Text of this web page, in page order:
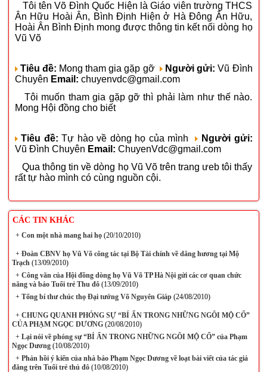
Tôi tên Võ Đình Quốc Hiện là Giáo viên trường THCS
Ân Hữu Hoài Ân, Bình Định Hiện ở Hà Đông Ân Hữu,
Hoài Ân Bình Định mong được thông tin kết nối dòng họ
Vũ Võ
Tiêu đề: Mong tham gia gặp gỡ Người gửi: Vũ Đình
Chuyên Email: chuyenvdc@gmail.com
Tôi muốn tham gia gặp gỡ thì phải làm như thế nào.
Mong Hội đồng cho biết
Tiêu đề: Tự hào về dòng họ của mình
Người gửi:
Vũ Đình Chuyên Email: ChuyenVdc@gmail.com
Qua thông tin về dòng họ Vũ Võ trên trang ưeb tôi thấy
rất tự hào mình có cùng nguồn cội.
CÁC TIN KHÁC
+Con một nhà mang hai họ(20/10/2010)
+Đoàn CBNV họ Vũ Võ công tác tại Bộ Tài chính về dâng hương tại Mộ
Trạch(13/09/2010)
+Công văn của Hội đồng dòng họ Vũ Võ TP Hà Nội gửi các cơ quan chức
năng và báo Tuổi trẻ Thu đô(13/09/2010)
+Tổng bí thư chúc thọ Đại tướng Võ Nguyên Giáp(24/08/2010)
+CHUNG QUANH PHÓNG SỰ “BÍ ẨN TRONG NHỮNG NGÔI MỘ CỔ”
CỦA PHẠM NGỌC DƯƠNG(20/08/2010)
+Lại nói về phóng sự “BÍ ẨN TRONG NHỮNG NGÔI MỘ CỔ” của Phạm
Ngọc Dương(10/08/2010)
+Phản hồi ý kiến của nhà báo Phạm Ngọc Dương về loạt bài viết của tác giả
đăng trên Tuổi trẻ thủ đô(10/08/2010)